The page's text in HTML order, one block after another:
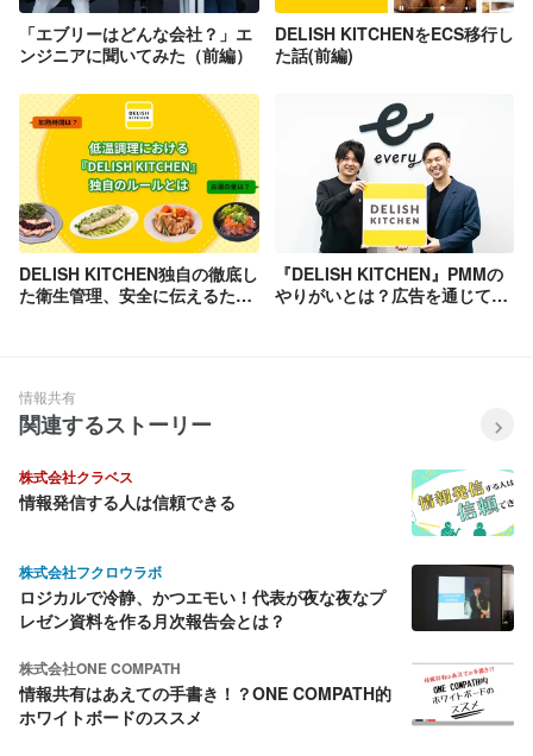
「エブリーはどんな会社？」エ
ンジニアに聞いてみた（前編）
DELISH KITCHENをECS移行し
た話(前編)
DELISH KITCHEN独自の徹底し
た衛生管理、安全に伝えるため
『DELISH KITCHEN』PMMの
やりがいとは？広告を通じて、
情報共有
関連するストーリー
株式会社クラベス
情報発信する人は信頼できる
株式会社フクロウラボ
ロジカルで冷静、かつエモい！代表が夜な夜なプ
レゼン資料を作る月次報告会とは？
株式会社ONE COMPATH
情報共有はあえての手書き！？ONE COMPATH的
ホワイトボードのススメ